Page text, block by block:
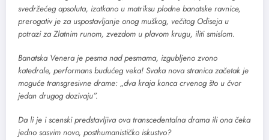
svedržećeg apsoluta, izatkano u matriksu plodne banatske ravnice,
prerogativ je za uspostavljanje onog muškog, večitog Odiseja u
potrazi za Zlatnim runom, zvezdom u plavom krugu, iliti smislom.
Banatska Venera je pesma nad pesmama, izgubljeno zvono
katedrale, performans budućeg veka! Svaka nova stranica začetak je
moguće transgresivne drame: „dva kraja konca crvenog što u čvor
jedan drugog dozivaju”.
Da li je i scenski predstavljiva ova transcedentalna drama ili ona čeka
jedno sasvim novo, posthumanističko iskustvo?